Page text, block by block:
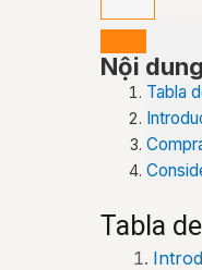
Nội
Tabla
Tabla